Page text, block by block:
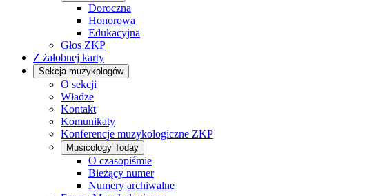
Doroczna
Honorowa
Edukacyjna
Głos ZKP
Z żałobnej karty
Sekcja muzykologów
O sekcji
Władze
Kontakt
Komunikaty
Konferencje muzykologiczne ZKP
Musicology Today
O czasopiśmie
Bieżący numer
Numery archiwalne